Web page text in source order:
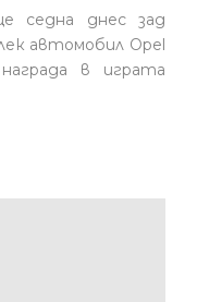
седна днес зад
автомобил Opel
в играта